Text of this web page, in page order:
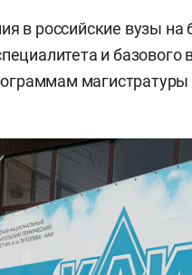
в российские вузы
и базового